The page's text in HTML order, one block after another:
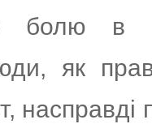
болю в
як
насправді